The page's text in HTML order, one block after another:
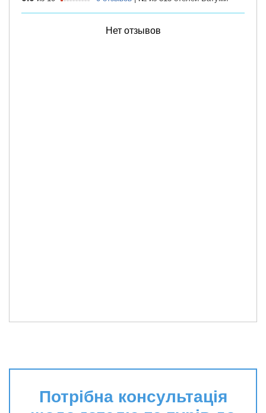
Потрібна консультація